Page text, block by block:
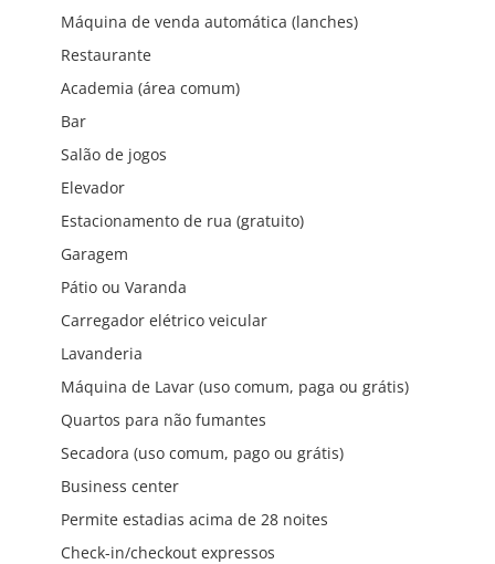
Máquina de venda automática (lanches)
Restaurante
Academia (área comum)
Bar
Salão de jogos
Elevador
Estacionamento de rua (gratuito)
Garagem
Pátio ou Varanda
Carregador elétrico veicular
Lavanderia
Máquina de Lavar (uso comum, paga ou grátis)
Quartos para não fumantes
Secadora (uso comum, pago ou grátis)
Business center
Permite estadias acima de 28 noites
Check-in/checkout expressos